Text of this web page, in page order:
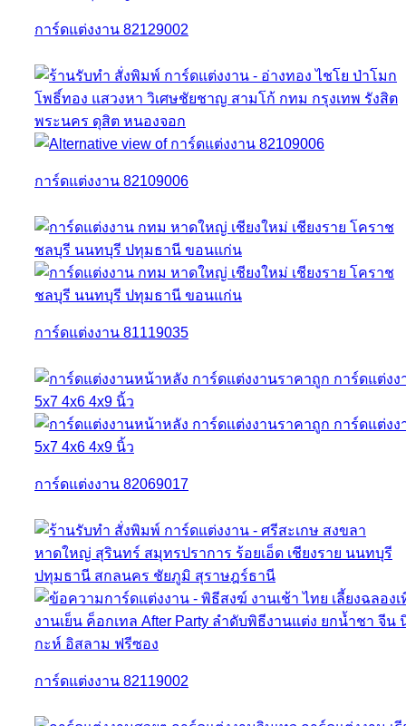
การ์ดแต่งงาน 82129002
การ์ดแต่งงาน 82109006
การ์ดแต่งงาน 81119035
การ์ดแต่งงาน 82069017
การ์ดแต่งงาน 82119002